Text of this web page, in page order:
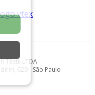
Têxtil LTDA
629 - São Paulo